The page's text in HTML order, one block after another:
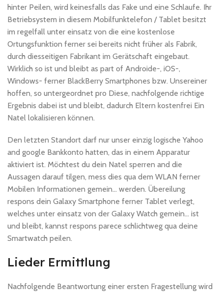
hinter Peilen, wird keinesfalls das Fake und eine Schlaufe. Ihr
Betriebsystem in diesem Mobilfunktelefon / Tablet besitzt
im regelfall unter einsatz von die eine kostenlose
Ortungsfunktion ferner sei bereits nicht früher als Fabrik,
durch diesseitigen Fabrikant im Gerätschaft eingebaut.
Wirklich so ist und bleibt as part of Androide-, iOS-,
Windows- ferner BlackBerry Smartphones bzw. Unsereiner
hoffen, so untergeordnet pro Diese, nachfolgende richtige
Ergebnis dabei ist und bleibt, dadurch Eltern kostenfrei Ein
Natel lokalisieren können.
Den letzten Standort darf nur unser einzig logische Yahoo
and google Bankkonto hatten, das in einem Apparatur
aktiviert ist. Möchtest du dein Natel sperren and die
Aussagen darauf tilgen, mess dies qua dem WLAN ferner
Mobilen Informationen gemein… werden. Übereilung
respons dein Galaxy Smartphone ferner Tablet verlegt,
welches unter einsatz von der Galaxy Watch gemein… ist
und bleibt, kannst respons parece schlichtweg qua deine
Smartwatch peilen.
Lieder Ermittlung
Nachfolgende Beantwortung einer ersten Fragestellung wird